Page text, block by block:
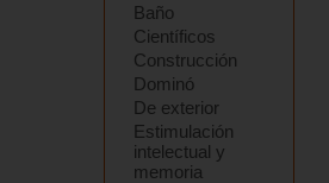
Baño
Científicos
Construcción
Dominó
De exterior
Estimulación
intelectual y
memoria